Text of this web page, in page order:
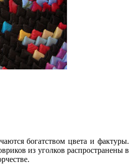
богатством цвета и фактуры.
из уголков распространены в